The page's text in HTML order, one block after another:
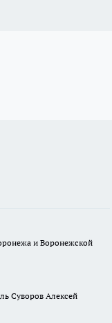
и Воронежской
Суворов Алексей